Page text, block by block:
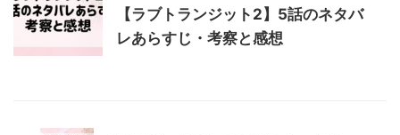
【ラブトランジット2】5話のネタバ
レあらすじ・考察と感想